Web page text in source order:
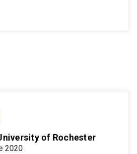
of Rochester
2020